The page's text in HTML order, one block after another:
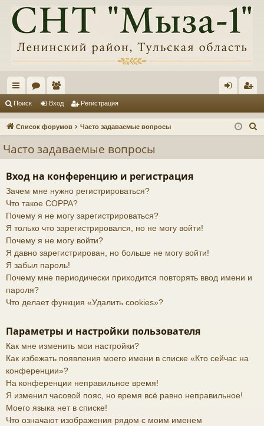
с
ы ум
ол
ьз
ат
ел
и
д ис
Поиск Вход Регистрация
Список форумов Часто задаваемые вопросы
Часто задаваемые вопросы
Вход на конференцию и регистрация
Зачем мне нужно регистрироваться?
Что такое COPPA?
Почему я не могу зарегистрироваться?
Я только что зарегистрировался, но не могу войти!
Почему я не могу войти?
Я давно зарегистрирован, но больше не могу войти!
Я забыл пароль!
Почему мне периодически приходится повторять ввод имени и
пароля?
Что делает функция «Удалить cookies»?
Параметры и настройки пользователя
Как мне изменить мои настройки?
Как избежать появления моего имени в списке «Кто сейчас на
конференции»?
На конференции неправильное время!
Я изменил часовой пояс, но время всё равно неправильное!
Моего языка нет в списке!
Что означают изображения рядом с моим именем